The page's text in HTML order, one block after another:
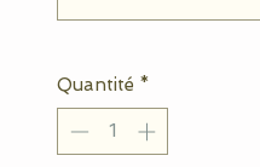
Quantité *